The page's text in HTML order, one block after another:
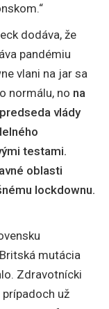
dodáva, že
pandémiu
vlani na jar sa
normálu, no na
vlády
testami.
oblasti
lockdownu.
mutácia
Zdravotnícki
už